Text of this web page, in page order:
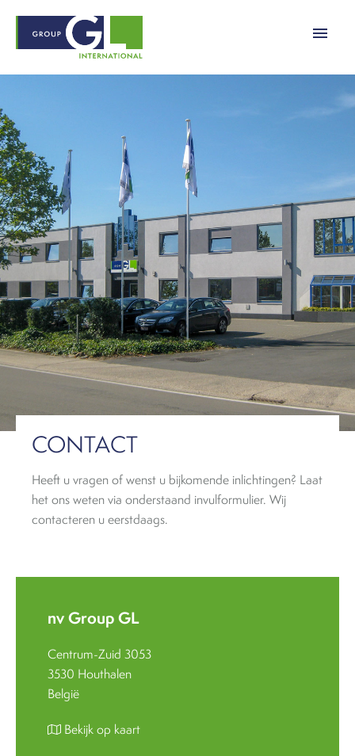
CONTACT
Heeft u vragen of wenst u bijkomende inlichtingen? Laat
het ons weten via onderstaand invulformulier. Wij
contacteren u eerstdaags.
nv Group GL
Centrum-Zuid 3053
3530 Houthalen
België
Bekijk op kaart